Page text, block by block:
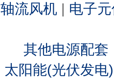
轴流风机 | 电子
其他电源配套
太阳能(光伏发电)